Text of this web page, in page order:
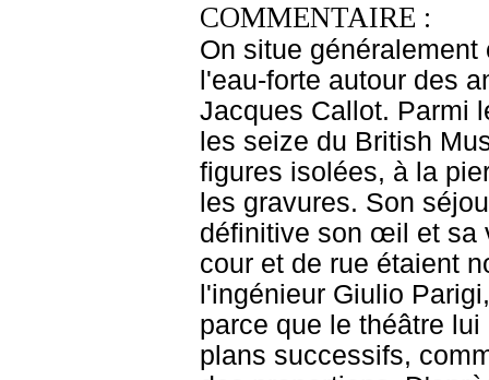
COMMENTAIRE :
On situe
l'eau-forte autour des
Jacques Callot. Parmi
les seize du British
figures isolées, à la
les gravures. Son
définitive son œil et sa
cour et de rue étaient
l'ingénieur Giulio
parce que le théâtre
plans successifs,